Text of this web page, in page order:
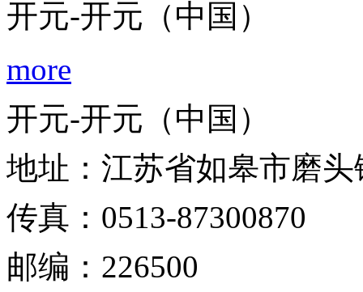
开元-开元（中国）
more
开元-开元（中国）
地址：江苏省如皋市磨
传真： 0513-87300870
邮编： 226500